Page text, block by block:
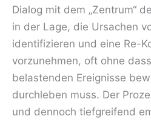
Dialog mit dem „Zentrum“
in der Lage, die Ursachen
identifizieren und eine Re-
vorzunehmen, oft ohne
belastenden Ereignisse
durchleben muss. Der
und dennoch tiefgreifend